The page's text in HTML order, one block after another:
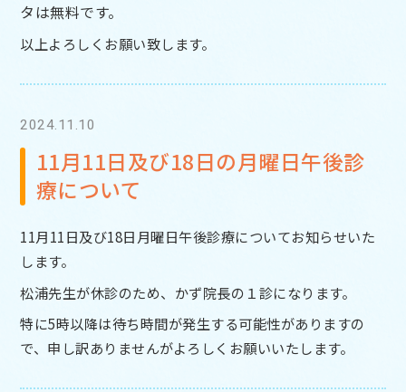
タは無料です。
以上よろしくお願い致します。
2024.11.10
11月11日及び18日の月曜日午後診
療について
11月11日及び18日月曜日午後診療についてお知らせいた
します。
松浦先生が休診のため、かず院長の１診になります。
特に5時以降は待ち時間が発生する可能性がありますの
で、申し訳ありませんがよろしくお願いいたします。